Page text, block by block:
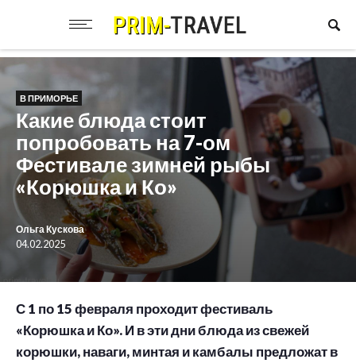
В ПРИМОРЬЕ
Какие блюда стоит
попробовать на 7-ом
Фестивале зимней рыбы
«Корюшка и Ко»
Ольга Кускова
04.02.2025
С 1 по 15 февраля проходит фестиваль
«Корюшка и Ко». И в эти дни блюда из свежей
корюшки, наваги, минтая и камбалы предложат в